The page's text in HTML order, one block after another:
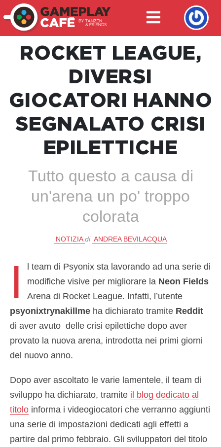
ROCKET LEAGUE,
DIVERSI
GIOCATORI HANNO
SEGNALATO CRISI
EPILETTICHE
Tutto questo a causa di
un'arena un po' troppo
colorata
NOTIZIA di ANDREA BEVILACQUA
I
l team di Psyonix sta lavorando ad una serie di
modifiche visive per migliorare la Neon Fields
Arena di Rocket League. Infatti, l’utente
psyonixtrynakillme ha dichiarato tramite Reddit
di aver avuto delle crisi epilettiche dopo aver
provato la nuova arena, introdotta nei primi giorni
del nuovo anno.
Dopo aver ascoltato le varie lamentele, il team di
sviluppo ha dichiarato, tramite il blog dedicato al
titolo informa i videogiocatori che verranno aggiunti
una serie di impostazioni dedicati agli effetti a
partire dal primo febbraio. Gli sviluppatori del titolo